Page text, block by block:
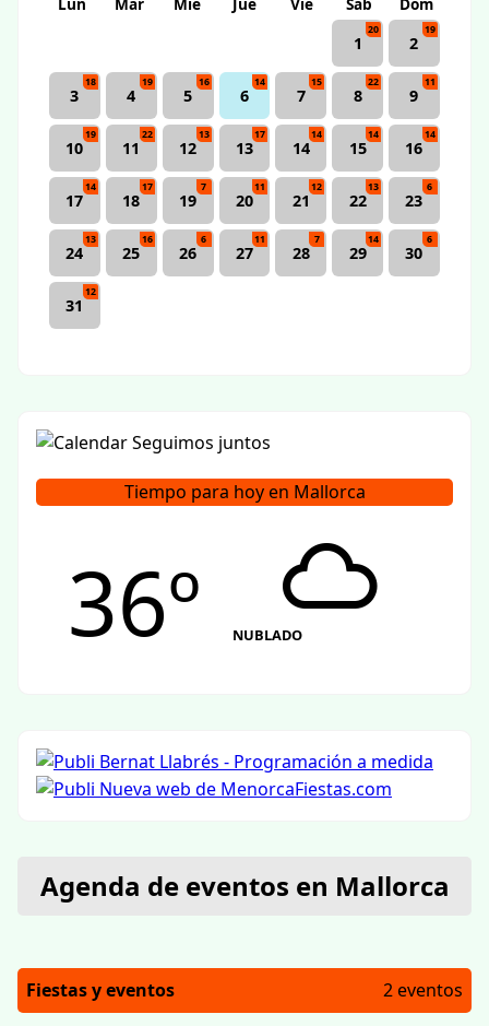
1
20
2
19
3
18
4
19
5
16
6
14
7
15
8
22
9
11
10
19
11
22
12
13
13
17
14
14
15
14
16
14
17
14
18
17
19
7
20
11
21
12
22
13
23
6
24
13
25
16
26
6
27
11
28
7
29
14
30
6
31
12
Tiempo para hoy en Mallorca
36º NUBLADO
Agenda de eventos en Mallorca
Fiestas y eventos 2 eventos